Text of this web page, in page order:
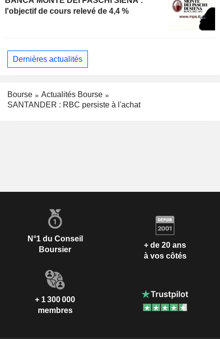
l'objectif de cours relevé de 4,4 %
Dernières actualités
Bourse
Actualités Bourse
SANTANDER : RBC persiste à l'achat
N°1 du Conseil
Boursier
+ de 20 ans
à vos côtés
+ 1 300 000
membres